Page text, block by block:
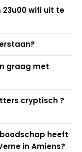
23u00 wifi uit te
graag met
cryptisch ?
heeft
in Amiens?